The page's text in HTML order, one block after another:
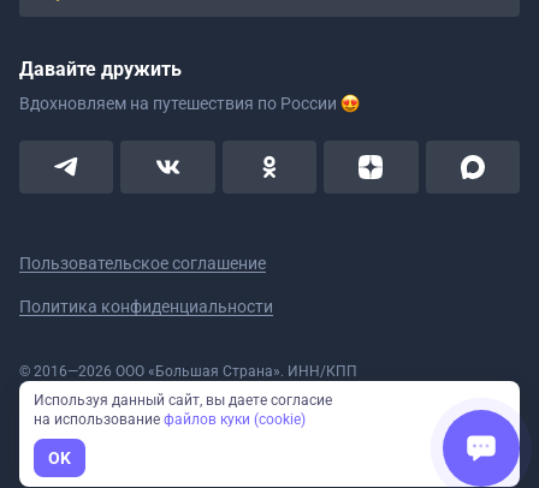
Давайте дружить
Вдохновляем на путешествия по России
Пользовательское соглашение
Политика конфиденциальности
© 2016—2026 ООО «Большая Страна». ИНН/КПП
5908078160/590801001 ОГРН 1185958020533
Номер в реестре Роскомнадзора № 59-18-006319 (Приказ № 321 от
11.10.2018)
Полное или частичное копирование изображений и текстов возможно
только с указанием активной ссылки на сайт Большая Страна.
Используя данный сайт, вы даете согласие
на использование файлов куки (cookie)
OK